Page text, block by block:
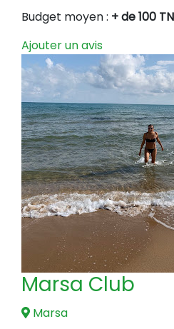
Budget moyen : + de 100
Ajouter un avis
Marsa Club
Marsa